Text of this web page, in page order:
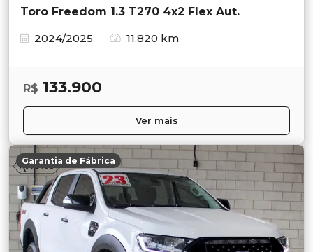
Toro Freedom 1.3 T270 4x2 Flex Aut.
2024/2025
11.820 km
R$ 133.900
Ver mais
Garantia de Fábrica